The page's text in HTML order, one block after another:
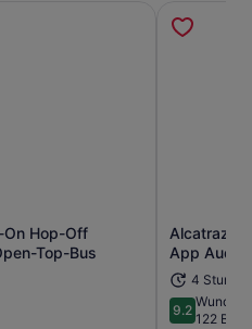
On Hop-Off
Top-Bus
in einem neuen Tab geöffnet
Alcatraz
App Audio
4
9.29.2 von 10
122